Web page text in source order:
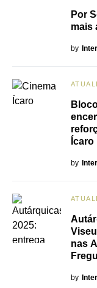
Por
mais
by
Ícaro
by
nas
by